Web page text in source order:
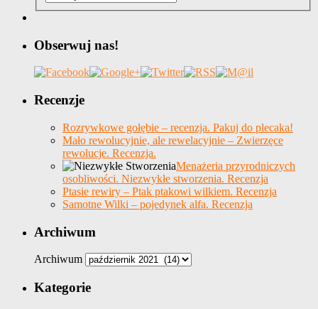
Obserwuj nas!
Recenzje
Rozrywkowe gołębie – recenzja. Pakuj do plecaka!
Mało rewolucyjnie, ale rewelacyjnie – Zwierzęce
rewolucje. Recenzja.
Menażeria przyrodniczych
osobliwości. Niezwykłe stworzenia. Recenzja
Ptasie rewiry – Ptak ptakowi wilkiem. Recenzja
Samotne Wilki – pojedynek alfa. Recenzja
Archiwum
Archiwum
Kategorie